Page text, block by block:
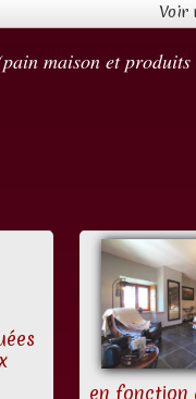
Voir
maison et
en fonction